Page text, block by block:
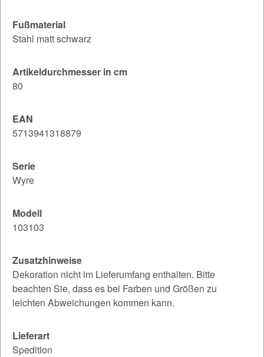
Fußmaterial
Stahl matt schwarz
Artikeldurchmesser in cm
80
EAN
5713941318879
Serie
Wyre
Modell
103103
Zusatzhinweise
Dekoration nicht im Lieferumfang enthalten. Bitte
beachten Sie, dass es bei Farben und Größen zu
leichten Abweichungen kommen kann.
Lieferart
Spedition